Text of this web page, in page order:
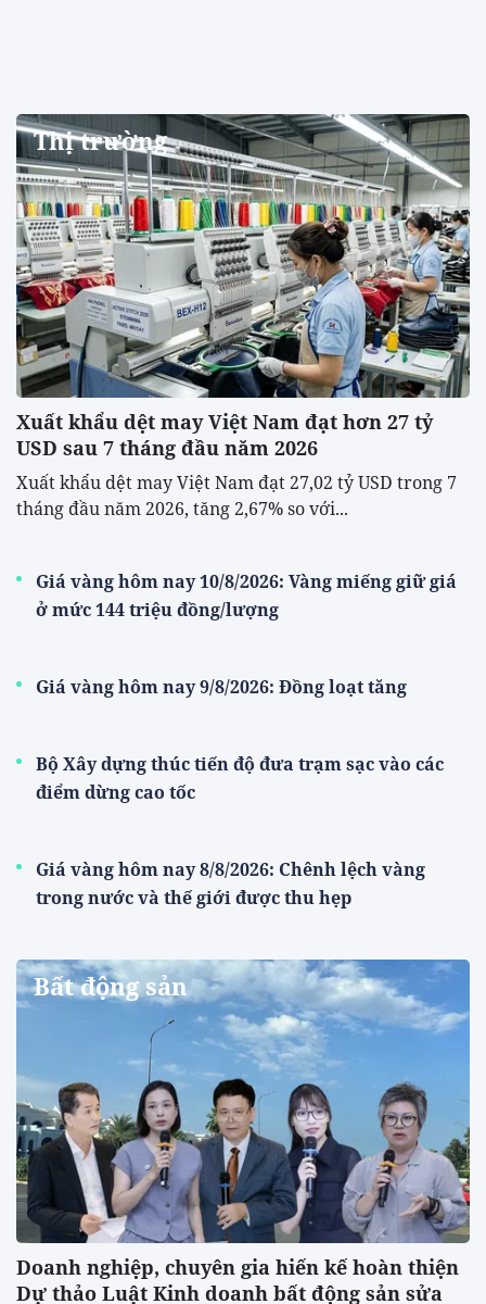
Thị trường
Xuất khẩu dệt may Việt Nam đạt hơn 27 tỷ
USD sau 7 tháng đầu năm 2026
Xuất khẩu dệt may Việt Nam đạt 27,02 tỷ USD trong 7
tháng đầu năm 2026, tăng 2,67% so với...
Giá vàng hôm nay 10/8/2026: Vàng miếng giữ giá
ở mức 144 triệu đồng/lượng
Giá vàng hôm nay 9/8/2026: Đồng loạt tăng
Bộ Xây dựng thúc tiến độ đưa trạm sạc vào các
điểm dừng cao tốc
Giá vàng hôm nay 8/8/2026: Chênh lệch vàng
trong nước và thế giới được thu hẹp
Bất động sản
Doanh nghiệp, chuyên gia hiến kế hoàn thiện
Dự thảo Luật Kinh doanh bất động sản sửa